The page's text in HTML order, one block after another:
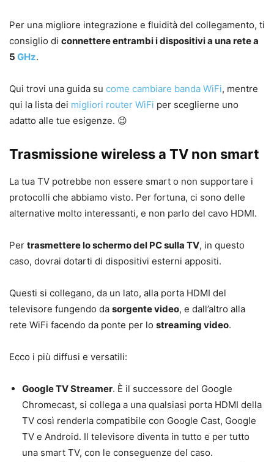
Per una migliore integrazione e fluidità del collegamento, ti
consiglio di connettere entrambi i dispositivi a una rete a
5 GHz.
Qui trovi una guida su come cambiare banda WiFi, mentre
qui la lista dei migliori router WiFi per sceglierne uno
adatto alle tue esigenze. 😉
Trasmissione wireless a TV non smart
La tua TV potrebbe non essere smart o non supportare i
protocolli che abbiamo visto. Per fortuna, ci sono delle
alternative molto interessanti, e non parlo del cavo HDMI.
Per trasmettere lo schermo del PC sulla TV, in questo
caso, dovrai dotarti di dispositivi esterni appositi.
Questi si collegano, da un lato, alla porta HDMI del
televisore fungendo da sorgente video, e dall’altro alla
rete WiFi facendo da ponte per lo streaming video.
Ecco i più diffusi e versatili:
Google TV Streamer. È il successore del Google
Chromecast, si collega a una qualsiasi porta HDMI della
TV così renderla compatibile con Google Cast, Google
TV e Android. Il televisore diventa in tutto e per tutto
una smart TV, con le conseguenze del caso.